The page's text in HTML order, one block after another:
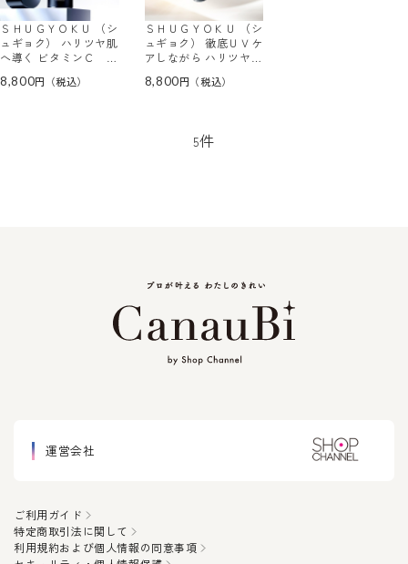
ＳＨＵＧＹＯＫＵ （シ
ュギョク） ハリツヤ肌
へ導く ビタミンＣ グ
容 アルティメイトセラ
8,800
ＳＨＵＧＹＯＫＵ （シ
ュギョク） 徹底ＵＶケ
アしながら ハリツヤ肌
ロテクト ＵＶトーンア
8,800
5件
運営会社
ご利用ガイド
特定商取引法に関して
利用規約および個人情報の同意事項